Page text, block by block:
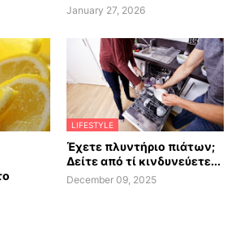
January 27, 2026
LIFESTYLE
Έχετε πλυντήριο πιάτων;
Δείτε από τί κινδυνεύετε...
December 09, 2025